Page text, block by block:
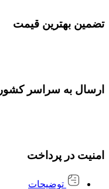
تضمین بهترین قیمت
ارسال به سراسر کشور
امنیت در پرداخت
توضیحات